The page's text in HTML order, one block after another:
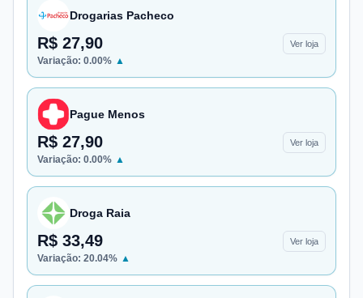
Drogarias Pacheco
R$ 27,90 Ver loja
Variação: 0.00% ▲
Pague Menos
R$ 27,90 Ver loja
Variação: 0.00% ▲
Droga Raia
R$ 33,49 Ver loja
Variação: 20.04% ▲